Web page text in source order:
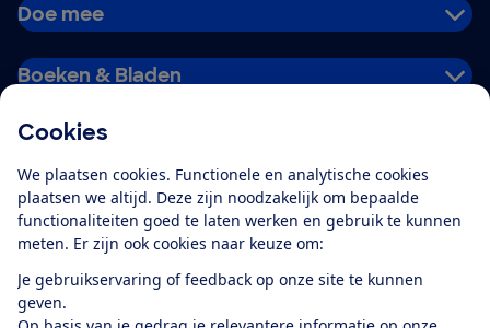
Cookies
We plaatsen cookies. Functionele en analytische cookies
plaatsen we altijd. Deze zijn noodzakelijk om bepaalde
functionaliteiten goed te laten werken en gebruik te kunnen
meten. Er zijn ook cookies naar keuze om:
Je gebruikservaring of feedback op onze site te kunnen
geven.
Doe mee
Boeken & Bladen
Alles over de
app